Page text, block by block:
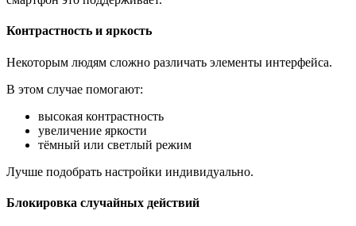
Контрастность и яркость
Некоторым людям сложно различать элементы интерфейса.
В этом случае помогают:
высокая контрастность
увеличение яркости
тёмный или светлый режим
Лучше подобрать настройки индивидуально.
Блокировка случайных действий